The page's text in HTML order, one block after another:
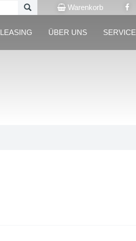
Warenkorb
LEASING ÜBER UNS SERVICE